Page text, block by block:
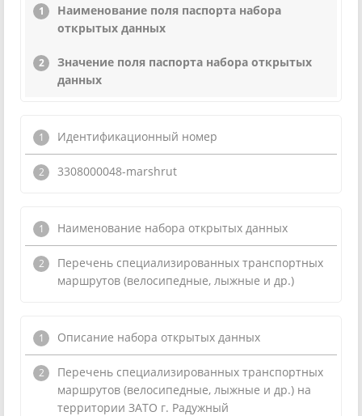
Наименование поля паспорта набора
открытых данных
Значение поля паспорта набора открытых
данных
Идентификационный номер
3308000048-marshrut
Наименование набора открытых данных
Перечень специализированных транспортных
маршрутов (велосипедные, лыжные и др.)
Описание набора открытых данных
Перечень специализированных транспортных
маршрутов (велосипедные, лыжные и др.) на
территории ЗАТО г. Радужный